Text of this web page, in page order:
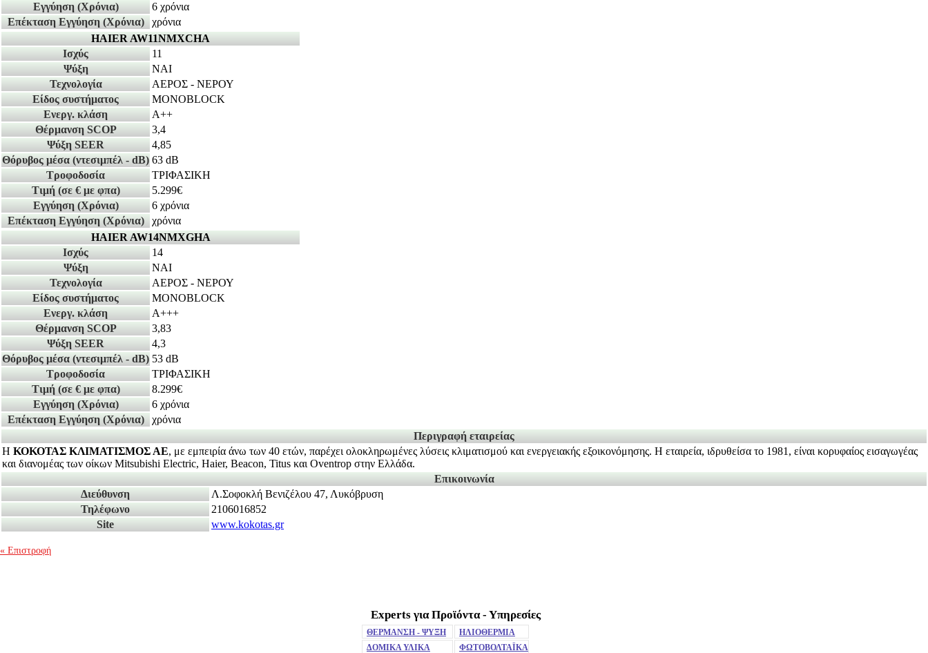
Εγγύηση (Χρόνια)
6 χρόνια
Επέκταση Εγγύηση (Χρόνια)
χρόνια
HAIER AW11NMXCHA
Ισχύς
11
Ψύξη
ΝΑΙ
Τεχνολογία
ΑΕΡΟΣ - ΝΕΡΟΥ
Είδος συστήματος
MONOBLOCK
Ενεργ. κλάση
A++
Θέρμανση SCOP
3,4
Ψύξη SEER
4,85
Θόρυβος μέσα (ντεσιμπέλ - dB) 63 dB
Τροφοδοσία
ΤΡΙΦΑΣΙΚΗ
Τιμή (σε € με φπα)
5.299€
Εγγύηση (Χρόνια)
6 χρόνια
Επέκταση Εγγύηση (Χρόνια)
χρόνια
HAIER AW14NMXGHA
Ισχύς
14
Ψύξη
ΝΑΙ
Τεχνολογία
ΑΕΡΟΣ - ΝΕΡΟΥ
Είδος συστήματος
MONOBLOCK
Ενεργ. κλάση
A+++
Θέρμανση SCOP
3,83
Ψύξη SEER
4,3
Θόρυβος μέσα (ντεσιμπέλ - dB) 53 dB
Τροφοδοσία
ΤΡΙΦΑΣΙΚΗ
Τιμή (σε € με φπα)
8.299€
Εγγύηση (Χρόνια)
6 χρόνια
Επέκταση Εγγύηση (Χρόνια)
χρόνια
Περιγραφή εταιρείας
Η ΚΟΚΟΤΑΣ ΚΛΙΜΑΤΙΣΜΟΣ ΑΕ, με εμπειρία άνω των 40 ετών, παρέχει ολοκληρωμένες λύσεις κλιματισμού και ενεργειακής εξοικονόμησης. Η εταιρεία, ιδρυθείσα το 1981, είναι κορυφαίος εισαγωγέας
και διανομέας των οίκων Mitsubishi Electric, Haier, Beacon, Titus και Oventrop στην Ελλάδα.
Επικοινωνία
Διεύθυνση
Λ.Σοφοκλή Βενιζέλου 47, Λυκόβρυση
Τηλέφωνο
2106016852
Site
www.kokotas.gr
« Επιστροφή
Experts για Προϊόντα - Υπηρεσίες
ΘΕΡΜΑΝΣΗ - ΨΥΞΗ
ΗΛΙΟΘΕΡΜΙΑ
ΔΟΜΙΚΑ ΥΛΙΚΑ
ΦΩΤΟΒΟΛΤΑΪΚΑ